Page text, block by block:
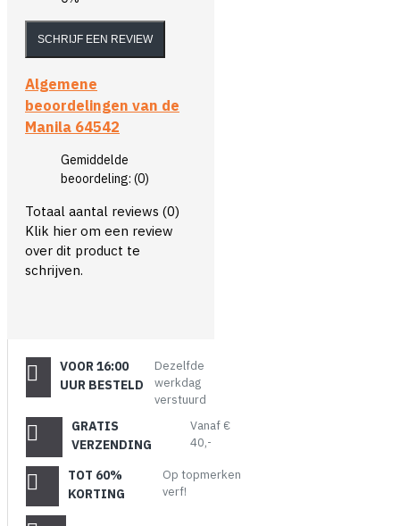
SCHRIJF EEN REVIEW
Algemene
beoordelingen van de
Manila 64542
Gemiddelde
beoordeling: (0)
Totaal aantal reviews (0)
Klik hier om een review
over dit product te
schrijven.
VOOR 16:00
UUR BESTELD
Dezelfde
werkdag
verstuurd
GRATIS
VERZENDING
Vanaf €
40,-
TOT 60%
KORTING
Op topmerken
verf!